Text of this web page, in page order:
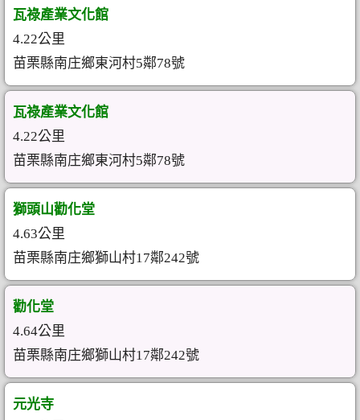
瓦祿產業文化館
4.22公里
苗栗縣南庄鄉東河村5鄰78號
瓦祿產業文化館
4.22公里
苗栗縣南庄鄉東河村5鄰78號
獅頭山勸化堂
4.63公里
苗栗縣南庄鄉獅山村17鄰242號
勸化堂
4.64公里
苗栗縣南庄鄉獅山村17鄰242號
元光寺